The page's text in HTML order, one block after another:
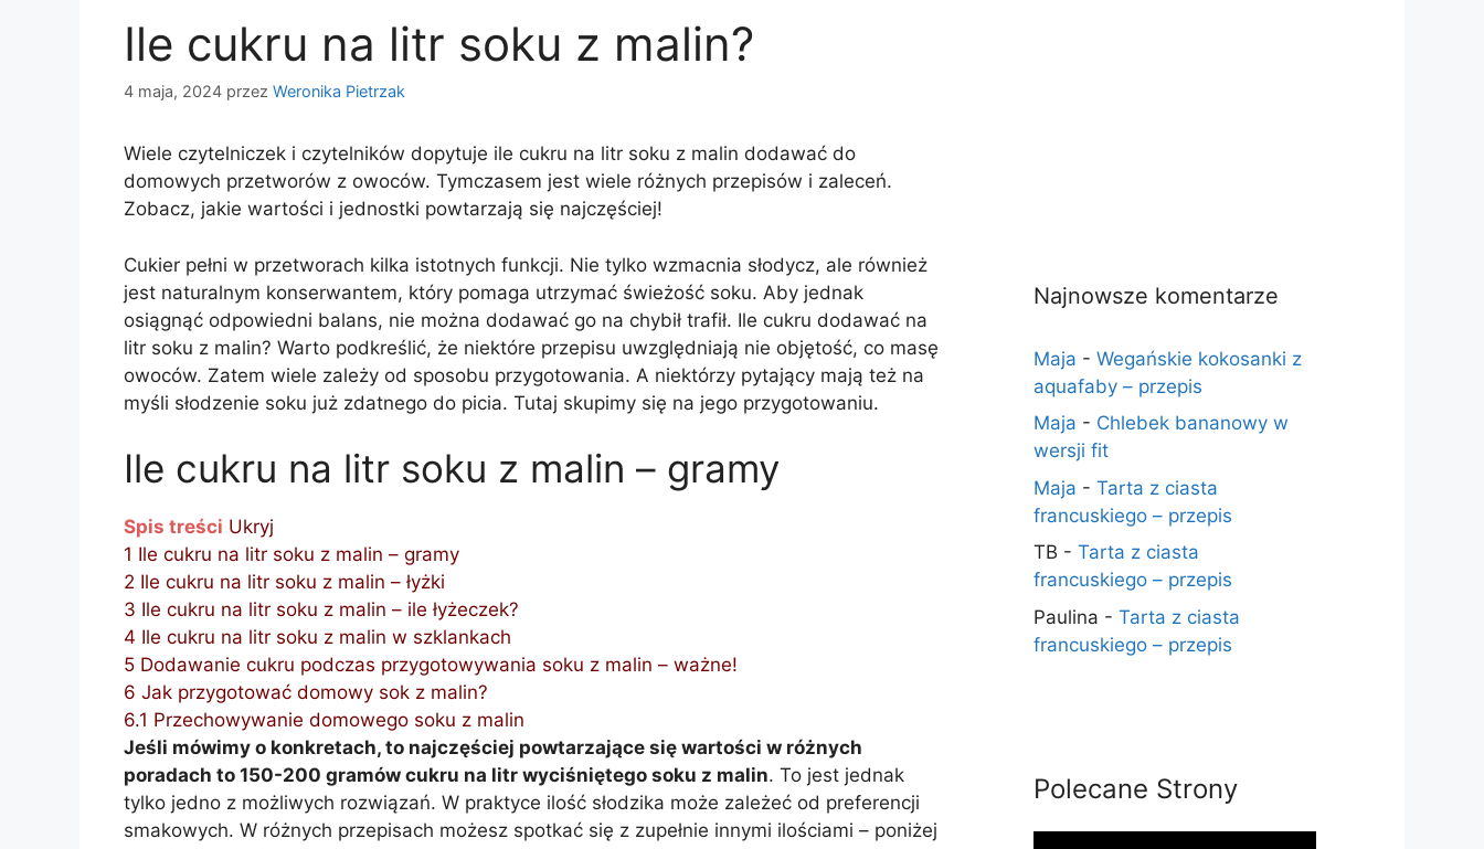
Ile cukru na litr soku z malin?
4 maja, 2024 przez Weronika Pietrzak
Wiele czytelniczek i czytelników dopytuje ile cukru na litr soku z malin dodawać do
domowych przetworów z owoców. Tymczasem jest wiele różnych przepisów i zaleceń.
Zobacz, jakie wartości i jednostki powtarzają się najczęściej!
Cukier pełni w przetworach kilka istotnych funkcji. Nie tylko wzmacnia słodycz, ale również
jest naturalnym konserwantem, który pomaga utrzymać świeżość soku. Aby jednak
osiągnąć odpowiedni balans, nie można dodawać go na chybił trafił. Ile cukru dodawać na
litr soku z malin? Warto podkreślić, że niektóre przepisu uwzględniają nie objętość, co masę
owoców. Zatem wiele zależy od sposobu przygotowania. A niektórzy pytający mają też na
myśli słodzenie soku już zdatnego do picia. Tutaj skupimy się na jego przygotowaniu.
Ile cukru na litr soku z malin – gramy
Spis treści Ukryj
1 Ile cukru na litr soku z malin – gramy
2 Ile cukru na litr soku z malin – łyżki
3 Ile cukru na litr soku z malin – ile łyżeczek?
4 Ile cukru na litr soku z malin w szklankach
5 Dodawanie cukru podczas przygotowywania soku z malin – ważne!
6 Jak przygotować domowy sok z malin?
6.1 Przechowywanie domowego soku z malin
Jeśli mówimy o konkretach, to najczęściej powtarzające się wartości w różnych
poradach to 150-200 gramów cukru na litr wyciśniętego soku z malin. To jest jednak
tylko jedno z możliwych rozwiązań. W praktyce ilość słodzika może zależeć od preferencji
smakowych. W różnych przepisach możesz spotkać się z zupełnie innymi ilościami – poniżej
Najnowsze komentarze
Maja - Wegańskie kokosanki z
aquafaby – przepis
Maja - Chlebek bananowy w
wersji fit
Maja - Tarta z ciasta
francuskiego – przepis
TB - Tarta z ciasta
francuskiego – przepis
Paulina - Tarta z ciasta
francuskiego – przepis
Polecane Strony